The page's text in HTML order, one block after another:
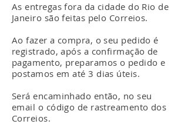
As entregas fora da cidade do Rio de
Janeiro são feitas pelo Correios.
Ao fazer a compra, o seu pedido é
registrado, após a confirmação de
pagamento, preparamos o pedido e
postamos em até 3 dias úteis.
Será encaminhado então, no seu
email o código de rastreamento dos
Correios.